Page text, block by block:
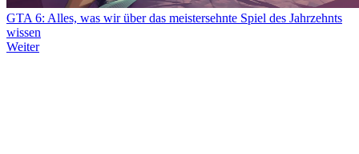
GTA 6: Alles, was wir über das meistersehnte Spiel des Jahrzehnts
wissen
Weiter